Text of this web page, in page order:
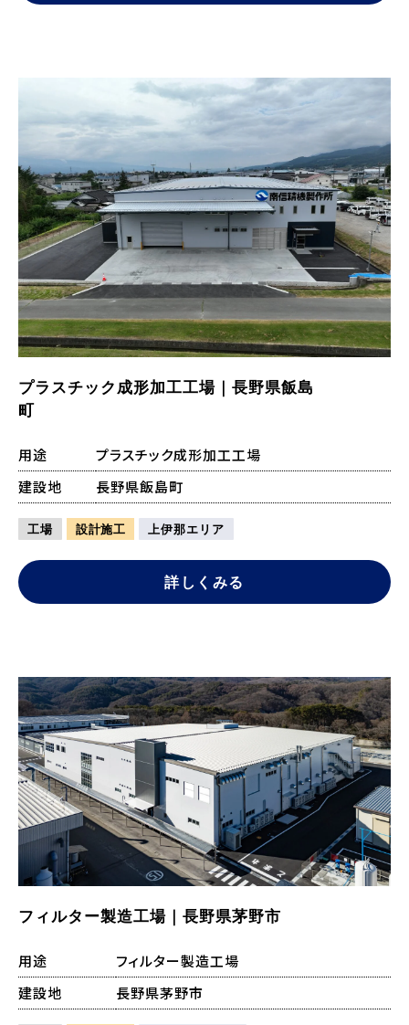
プラスチック成形加工工場｜長野県飯島
町
用途
プラスチック成形加工工場
建設地
長野県飯島町
工場 設計施工 上伊那エリア
詳しくみる
フィルター製造工場｜長野県茅野市
用途
フィルター製造工場
建設地
長野県茅野市